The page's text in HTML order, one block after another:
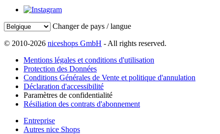
Changer de pays / langue
© 2010-2026 niceshops GmbH - All rights reserved.
Mentions légales et conditions d'utilisation
Protection des Données
Conditions Générales de Vente et politique d'annulation
Déclaration d'accessibilité
Paramètres de confidentialité
Résiliation des contrats d'abonnement
Entreprise
Autres nice Shops